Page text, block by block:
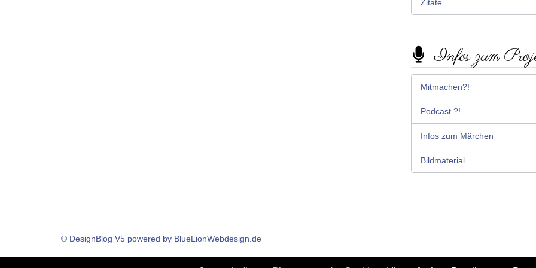
Zitate
Infos zum
Mitmachen?!
Podcast ?!
Infos zum Märchen
Bildmaterial
© DesignBlog V5 powered by BlueLionWebdesign.de